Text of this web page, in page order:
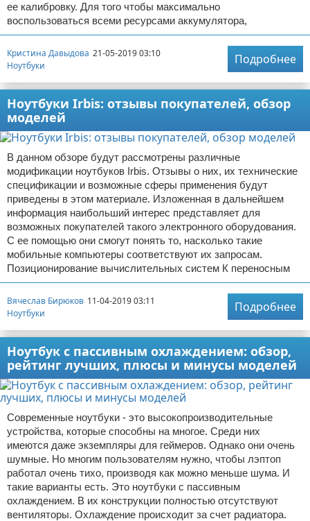
ее калибровку. Для того чтобы максимально
воспользоваться всеми ресурсами аккумулятора,
Кристина Давыдова 21-05-2019 03:10
Ноутбуки
Подробнее
Ноутбуки Irbis: отзывы покупателей, обзор
моделей
В данном обзоре будут рассмотрены различные
модификации ноутбуков Irbis. Отзывы о них, их технические
спецификации и возможные сферы применения будут
приведены в этом материале. Изложенная в дальнейшем
информация наибольший интерес представляет для
возможных покупателей такого электронного оборудования.
С ее помощью они смогут понять то, насколько такие
мобильные компьютеры соответствуют их запросам.
Позиционирование вычислительных систем К переносным
Вячеслав Бирюков 11-04-2019 03:11
Ноутбуки
Подробнее
Ноутбук с пассивным охлаждением: обзор,
рейтинг лучших, плюсы и минусы моделей
Современные ноутбуки - это высокопроизводительные
устройства, которые способны на многое. Среди них
имеются даже экземпляры для геймеров. Однако они очень
шумные. Но многим пользователям нужно, чтобы лэптоп
работал очень тихо, производя как можно меньше шума. И
такие варианты есть. Это ноутбуки с пассивным
охлаждением. В их конструкции полностью отсутствуют
вентиляторы. Охлаждение происходит за счет радиатора.